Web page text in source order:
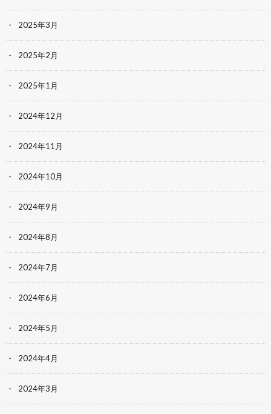
2025年3月
2025年2月
2025年1月
2024年12月
2024年11月
2024年10月
2024年9月
2024年8月
2024年7月
2024年6月
2024年5月
2024年4月
2024年3月